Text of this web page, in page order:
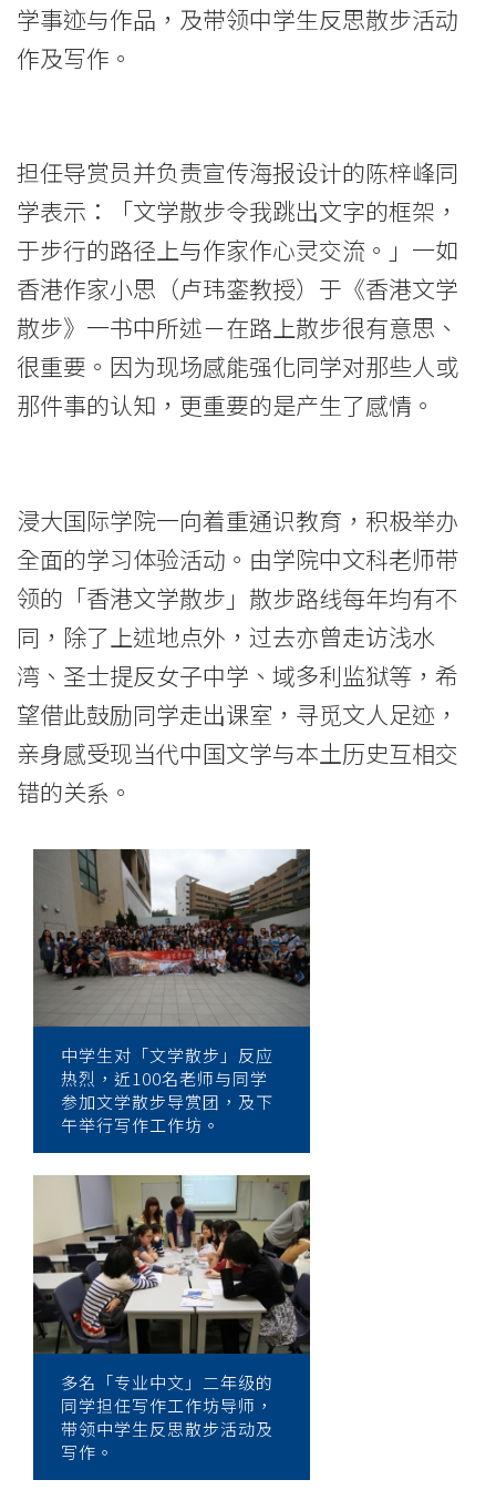
学事迹与作品，及带领中学生反思散步活动
作及写作。
担任导赏员并负责宣传海报设计的陈梓峰同
学表示：「文学散步令我跳出文字的框架，
于步行的路径上与作家作心灵交流。」一如
香港作家小思（卢玮銮教授）于《香港文学
散步》一书中所述－在路上散步很有意思、
很重要。因为现场感能强化同学对那些人或
那件事的认知，更重要的是产生了感情。
浸大国际学院一向着重通识教育，积极举办
全面的学习体验活动。由学院中文科老师带
领的「香港文学散步」散步路线每年均有不
同，除了上述地点外，过去亦曾走访浅水
湾、圣士提反女子中学、域多利监狱等，希
望借此鼓励同学走出课室，寻觅文人足迹，
亲身感受现当代中国文学与本土历史互相交
错的关系。
中学生对「文学散步」反应
热烈，近100名老师与同学
参加文学散步导赏团，及下
午举行写作工作坊。
多名「专业中文」二年级的
同学担任写作工作坊导师，
带领中学生反思散步活动及
写作。